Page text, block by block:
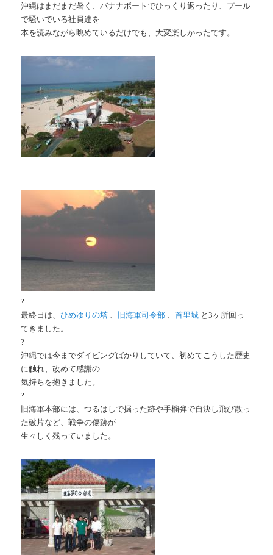
沖縄はまだまだ暑く、バナナボートでひっくり返ったり、プール
で騒いでいる社員達を
本を読みながら眺めているだけでも、大変楽しかったです。
?
最終日は、ひめゆりの塔 旧海軍司令部 、首里城 と3ヶ所回っ
てきました。
?
沖縄では今までダイビングばかりしていて、初めてこうした歴史
に触れ、改めて感謝の
気持ちを抱きました。
?
旧海軍本部には、つるはしで掘った跡や手榴弾で自決し飛び散っ
た破片など、戦争の傷跡が
生々しく残っていました。